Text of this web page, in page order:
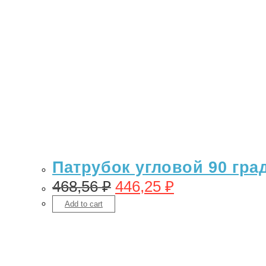
Патрубок угловой 90
468,56₽ 446,25 ₽
Add to cart